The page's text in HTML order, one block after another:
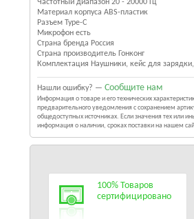
Частотный диапазон 20 - 20000 Гц
Материал корпуса ABS-пластик
Разъем Type-C
Микрофон есть
Страна бренда Россия
Страна производитель Гонконг
Комплектация Наушники, кейс для
Нашли ошибку? — Сообщите нам
Информация о товаре и его технических
предварительного уведомления с сохранением
общедоступных источниках. Если значения тех или
информация о наличии, сроках поставки на нашем
100% Товаров
сертифицировано